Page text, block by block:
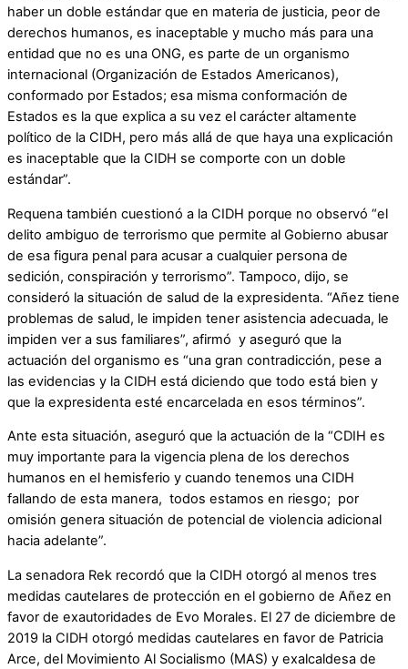
haber un doble estándar que en materia de justicia, peor de
derechos humanos, es inaceptable y mucho más para una
entidad que no es una ONG, es parte de un organismo
internacional (Organización de Estados Americanos),
conformado por Estados; esa misma conformación de
Estados es la que explica a su vez el carácter altamente
político de la CIDH, pero más allá de que haya una explicación
es inaceptable que la CIDH se comporte con un doble
estándar”.
Requena también cuestionó a la CIDH porque no observó “el
delito ambiguo de terrorismo que permite al Gobierno abusar
de esa figura penal para acusar a cualquier persona de
sedición, conspiración y terrorismo”. Tampoco, dijo, se
consideró la situación de salud de la expresidenta. “Añez tiene
problemas de salud, le impiden tener asistencia adecuada, le
impiden ver a sus familiares”, afirmó y aseguró que la
actuación del organismo es “una gran contradicción, pese a
las evidencias y la CIDH está diciendo que todo está bien y
que la expresidenta esté encarcelada en esos términos”.
Ante esta situación, aseguró que la actuación de la “CDIH es
muy importante para la vigencia plena de los derechos
humanos en el hemisferio y cuando tenemos una CIDH
fallando de esta manera, todos estamos en riesgo; por
omisión genera situación de potencial de violencia adicional
hacia adelante”.
La senadora Rek recordó que la CIDH otorgó al menos tres
medidas cautelares de protección en el gobierno de Añez en
favor de exautoridades de Evo Morales. El 27 de diciembre de
2019 la CIDH otorgó medidas cautelares en favor de Patricia
Arce, del Movimiento Al Socialismo (MAS) y exalcaldesa de